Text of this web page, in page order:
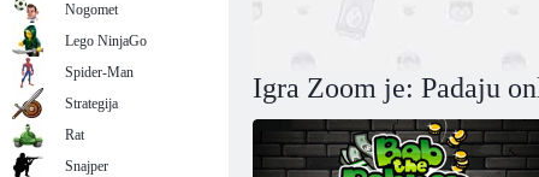
Igra Zoom je: Padaju
Nogomet
Lego NinjaGo
Spider-Man
Strategija
Rat
Snajper